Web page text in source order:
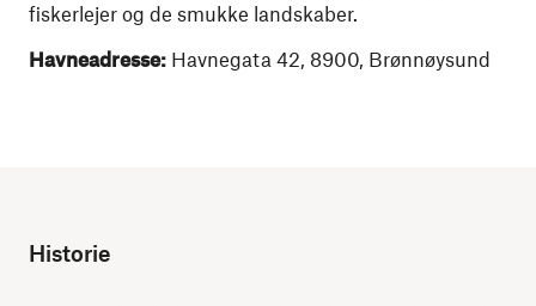
fiskerlejer og de smukke landskaber.
Havneadresse: Havnegata 42, 8900, Brønnøysund
Historie